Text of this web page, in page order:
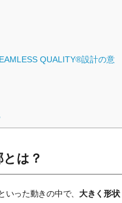
QUALITY®設計の意
は？
った動きの中で、 大きく形状